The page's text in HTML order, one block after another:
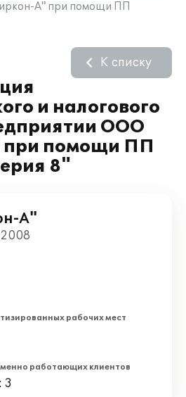
А" при помощи ПП
и налогового
ООО
помощи ПП
8"
К списку
А"
рабочих мест
работающих клиентов
3